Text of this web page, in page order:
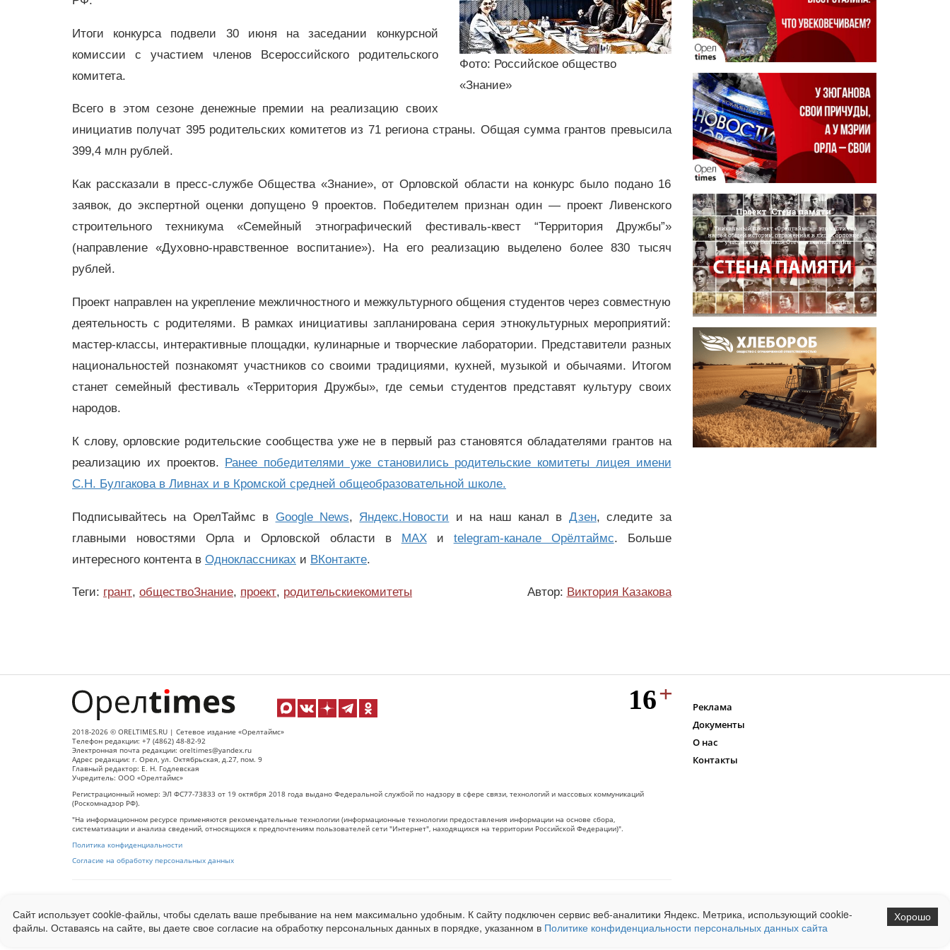
Фото: Российское общество
«Знание»
Итоги конкурса подвели 30 июня на заседании конкурсной
комиссии с участием членов Всероссийского родительского
комитета.
Всего в этом сезоне денежные премии на реализацию своих
инициатив получат 395 родительских комитетов из 71 региона страны. Общая сумма грантов превысила
399,4 млн рублей.
Как рассказали в пресс-службе Общества «Знание», от Орловской области на конкурс было подано 16
заявок, до экспертной оценки допущено 9 проектов. Победителем признан один — проект Ливенского
строительного техникума «Семейный этнографический фестиваль-квест “Территория Дружбы”»
(направление «Духовно-нравственное воспитание»). На его реализацию выделено более 830 тысяч
рублей.
Проект направлен на укрепление межличностного и межкультурного общения студентов через совместную
деятельность с родителями. В рамках инициативы запланирована серия этнокультурных мероприятий:
мастер-классы, интерактивные площадки, кулинарные и творческие лаборатории. Представители разных
национальностей познакомят участников со своими традициями, кухней, музыкой и обычаями. Итогом
станет семейный фестиваль «Территория Дружбы», где семьи студентов представят культуру своих
народов.
К слову, орловские родительские сообщества уже не в первый раз становятся обладателями грантов на
реализацию их проектов. Ранее победителями уже становились родительские комитеты лицея имени
С.Н. Булгакова в Ливнах и в Кромской средней общеобразовательной школе.
Подписывайтесь на ОрелТаймс в Google News, Яндекс.Новости и на наш канал в Дзен, следите за
главными новостями Орла и Орловской области в MAXи telegram-канале Орёлтаймс. Больше
интересного контента в Одноклассниках и ВКонтакте.
Теги: грант, обществоЗнание, проект, родительскиекомитеты Автор: Виктория Казакова
2018-2026 © ORELTIMES.RU | Сетевое издание «Орелтаймс»
Телефон редакции: +7 (4862) 48-82-92
Электронная почта редакции: oreltimes@yandex.ru
Адрес редакции: г. Орел, ул. Октябрьская, д.27, пом. 9
Главный редактор: Е. Н. Годлевская
Учредитель: ООО «Орелтаймс»
Регистрационный номер: ЭЛ ФС77-73833 от 19 октября 2018 года выдано Федеральной службой по надзору в сфере связи, технологий и массовых коммуникаций
(Роскомнадзор РФ).
"На информационном ресурсе применяются рекомендательные технологии (информационные технологии предоставления информации на основе сбора,
систематизации и анализа сведений, относящихся к предпочтениям пользователей сети "Интернет", находящихся на территории Российской Федерации)".
Политика конфиденциальности
Согласие на обработку персональных данных
Ограниченная статистика посещаемости доступна на сайтеLiveinternet.ru . Подробная статистика для рекламодателей по запросу у менеджера.
Реклама
Документы
О нас
Контакты
Сайт использует cookie-файлы, чтобы сделать ваше пребывание на нем максимально удобным. К cайту подключен сервис веб-аналитики Яндекс. Метрика, использующий cookie-
файлы. Оставаясь на сайте, вы даете свое согласие на обработку персональных данных в порядке, указанном в Политике конфиденциальности персональных данных сайта
Хорошо